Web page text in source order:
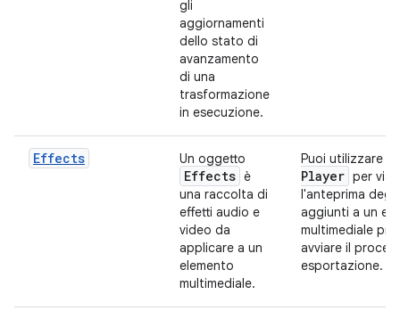
gli
aggiornamenti
dello stato di
avanzamento
di una
trasformazione
in esecuzione.
Effects Un oggetto
Effects è
una raccolta di
effetti audio e
video da
applicare a un
elemento
multimediale.
Puoi utilizzare
Player per
l'anteprima
aggiunti a un
multimediale
avviare il
esportazione.